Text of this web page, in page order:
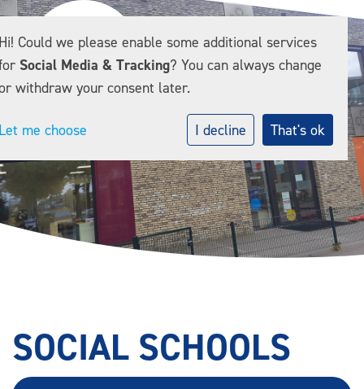
SOCIAL SCHOOLS
Could we please enable some additional services
Social Media & Tracking? You can always change
withdraw your consent later.
me choose I decline That's ok